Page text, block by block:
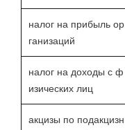
налог на прибыль ор
ганизаций
налог на доходы с ф
изических лиц
акцизы по подакцизн